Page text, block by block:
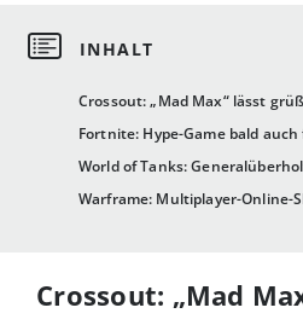
Crossout: „Mad Max“ lässt
Fortnite: Hype-Game bald
World of Tanks:
Warframe: Multiplayer-Online-
Crossout: „Mad